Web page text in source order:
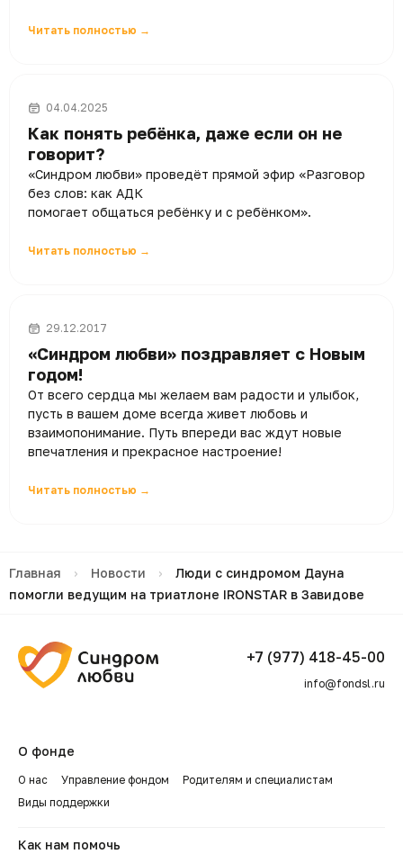
Читать полностью →
04.04.2025
Как понять ребёнка, даже если он не
говорит?
«Синдром любви» проведёт прямой эфир «Разговор
без слов: как АДК
помогает общаться ребёнку и с ребёнком».
Читать полностью →
29.12.2017
«Синдром любви» поздравляет с Новым
годом!
От всего сердца мы желаем вам радости и улыбок,
пусть в вашем доме всегда живет любовь и
взаимопонимание. Путь впереди вас ждут новые
впечатления и прекрасное настроение!
Читать полностью →
Главная › Новости ›
Люди с синдромом Дауна
помогли ведущим на триатлоне IRONSTAR в Завидове
+7 (977) 418-45-00
info@fondsl.ru
О фонде
О нас Управление фондом
Родителям и специалистам
Виды поддержки
Как нам помочь